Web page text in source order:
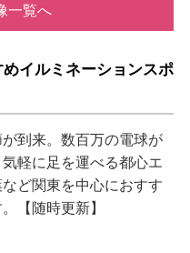
一覧へ
めイルミネーションスポ
到来。数百万の電球が
軽に足を運べる都心エ
ど関東を中心におすす
【随時更新】